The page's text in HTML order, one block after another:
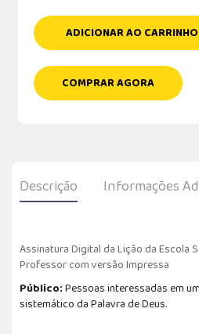
ADICIONAR AO CARRINHO
COMPRAR AGORA
Descrição Informações
Assinatura Digital da Lição da Escola
Professor com versão Impressa
Público:Pessoas interessadas em
sistemático da Palavra de Deus.